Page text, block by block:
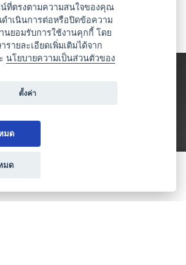
ที่ตรงตามความสนใจของคุณ
ำเนินการต่อหรือปิดข้อความ
นยอมรับการใช้งานคุกกี้ โดย
ายละเอียดเพิ่มเติมได้จาก
นโยบายความเป็นส่วนตัวของ
ตั้งค่า
มด
มด